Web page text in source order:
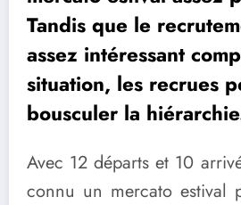
Tandis que le
assez intéressant
situation, les recrues
bousculer la
Avec 12 départs et 10
connu un mercato estival